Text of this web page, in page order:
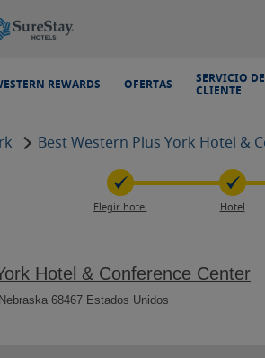
REWARDS OFERTAS
SERVICIO
CLIENTE
Best Western Plus York Hotel &
Elegir hotel Hotel
Hotel & Conference Center
68467 Estados Unidos